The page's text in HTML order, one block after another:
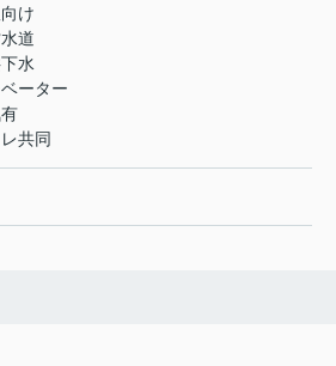
け
道
水
ーター
レ共同